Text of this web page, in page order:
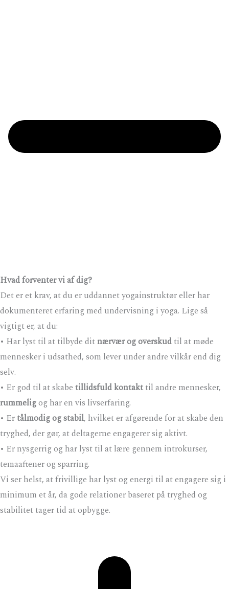
Hvad forventer vi af dig?
Det er et krav, at du er uddannet yogainstruktør eller har
dokumenteret erfaring med undervisning i yoga. Lige så
vigtigt er, at du:
• Har lyst til at tilbyde ditnærvær og overskud til at møde
mennesker i udsathed, som lever under andre vilkår end dig
selv.
• Er god til at skabe tillidsfuld kontakt til andre mennesker,
rummeligog har en vis livserfaring.
• Ertålmodig og stabil, hvilket er afgørende for at skabe den
tryghed, der gør, at deltagerne engagerer sig aktivt.
• Er nysgerrig og har lyst til at lære gennem introkurser,
temaaftener og sparring.
Vi ser helst, at frivillige har lyst og energi til at engagere sig i
minimum et år, da gode relationer baseret på tryghed og
stabilitet tager tid at opbygge.